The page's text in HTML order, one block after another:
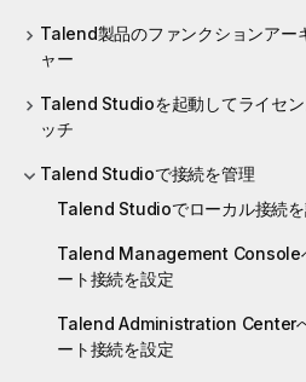
Talend製品のファンクションアー
ャー
Talend Studioを起動してライセン
ッチ
Talend Studioで接続を管理
Talend Studioでローカル接続
Talend Management Console
ート接続を設定
Talend Administration Center
ート接続を設定